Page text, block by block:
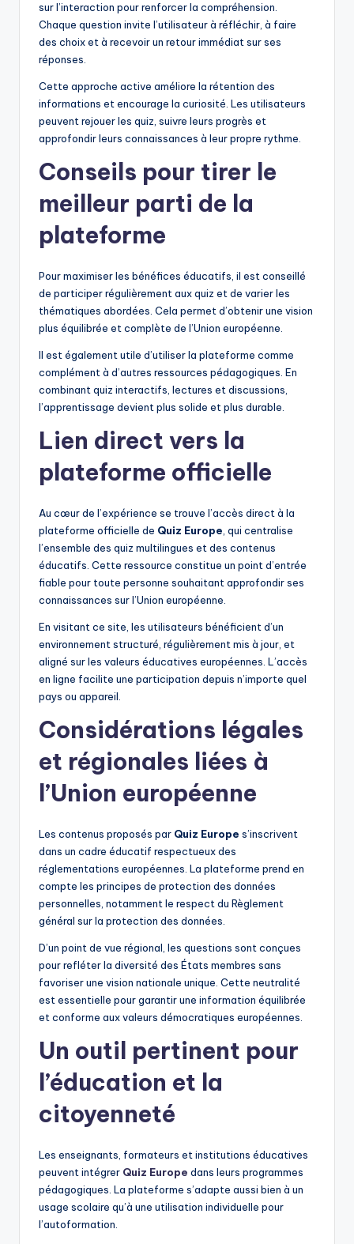
sur l’interaction pour renforcer la compréhension.
Chaque question invite l’utilisateur à réfléchir, à faire
des choix et à recevoir un retour immédiat sur ses
réponses.
Cette approche active améliore la rétention des
informations et encourage la curiosité. Les utilisateurs
peuvent rejouer les quiz, suivre leurs progrès et
approfondir leurs connaissances à leur propre rythme.
Conseils pour tirer le
meilleur parti de la
plateforme
Pour maximiser les bénéfices éducatifs, il est conseillé
de participer régulièrement aux quiz et de varier les
thématiques abordées. Cela permet d’obtenir une vision
plus équilibrée et complète de l’Union européenne.
Il est également utile d’utiliser la plateforme comme
complément à d’autres ressources pédagogiques. En
combinant quiz interactifs, lectures et discussions,
l’apprentissage devient plus solide et plus durable.
Lien direct vers la
plateforme officielle
Au cœur de l’expérience se trouve l’accès direct à la
plateforme officielle de Quiz Europe , qui centralise
l’ensemble des quiz multilingues et des contenus
éducatifs. Cette ressource constitue un point d’entrée
fiable pour toute personne souhaitant approfondir ses
connaissances sur l’Union européenne.
En visitant ce site, les utilisateurs bénéficient d’un
environnement structuré, régulièrement mis à jour, et
aligné sur les valeurs éducatives européennes. L’accès
en ligne facilite une participation depuis n’importe quel
pays ou appareil.
Considérations légales
et régionales liées à
l’Union européenne
Les contenus proposés par Quiz Europe s’inscrivent
dans un cadre éducatif respectueux des
réglementations européennes. La plateforme prend en
compte les principes de protection des données
personnelles, notamment le respect du Règlement
général sur la protection des données.
D’un point de vue régional, les questions sont conçues
pour refléter la diversité des États membres sans
favoriser une vision nationale unique. Cette neutralité
est essentielle pour garantir une information équilibrée
et conforme aux valeurs démocratiques européennes.
Un outil pertinent pour
l’éducation et la
citoyenneté
Les enseignants, formateurs et institutions éducatives
peuvent intégrer Quiz Europe dans leurs programmes
pédagogiques. La plateforme s’adapte aussi bien à un
usage scolaire qu’à une utilisation individuelle pour
l’autoformation.